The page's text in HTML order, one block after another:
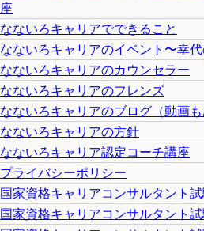
座
なないろキャリアでできること
なないろキャリアのイベント〜幸
なないろキャリアのカウンセラー
なないろキャリアのフレンズ
なないろキャリアのブログ（動画も
なないろキャリアの方針
なないろキャリア認定コーチ講座
プライバシーポリシー
国家資格キャリアコンサルタント
国家資格キャリアコンサルタント